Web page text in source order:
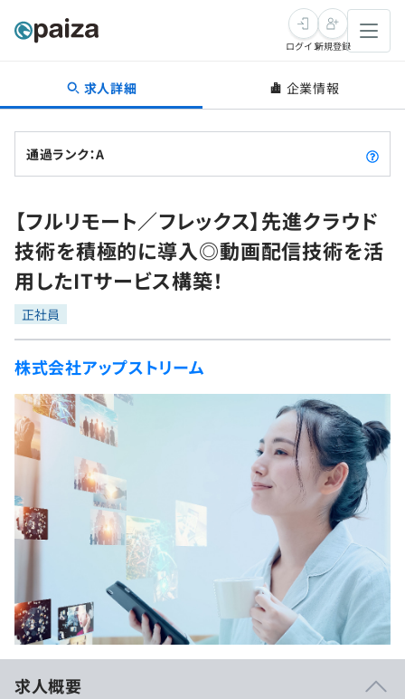
転職・キャリア
転職成功ガイド
転職エージェント
インタビュー
転職成功ガイド
新卒就活
求人検索
本選考
インターン
新卒エージェント
イベント・セミナー
インタビュー
就活成功ガイド
学習
問題集
4択課題
ナレッジ
リファレンス
プラン
法人向けプラン
学校向けプラン
契約内容・クーポン
プログラミング言語
評価結果一覧
再チャレンジ結果一覧
ゲーム・マンガ
Tech Team Journal
paiza times
paizaとは？
ログイン新規登録
求人詳細 企業情報
通過ランク：A
【フルリモート／フレックス】先進クラウド
技術を積極的に導入◎動画配信技術を活
用したITサービス構築！
正社員
株式会社アップストリーム
求人概要